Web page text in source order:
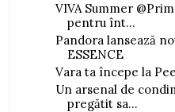
VIVA Summer
pentru înt...
Pandora lansează
ESSENCE
Vara ta începe la
Un arsenal de
pregătit sa...